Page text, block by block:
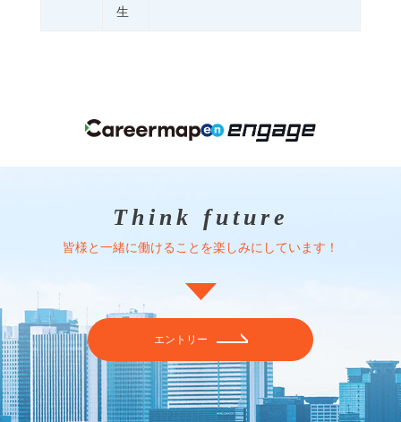
生
Think future
皆様と一緒に働けることを楽しみにしています！
エントリー